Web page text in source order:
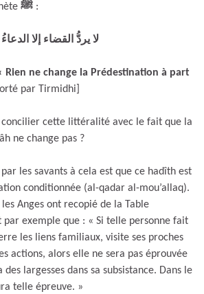
ﷺ :
لا يردُّ القضاء إلا الدعاءُ
Rien ne change la Prédestination à part
par Tirmidhi]
cette littéralité avec le fait que la
ne change pas ?
les savants à cela est que ce hadîth est
conditionnée (al-qadar al-mou’allaq).
Anges ont recopié de la Table
par exemple que : « Si telle personne fait
les liens familiaux, visite ses proches
actions, alors elle ne sera pas éprouvée
largesses dans sa subsistance. Dans le
telle épreuve. »